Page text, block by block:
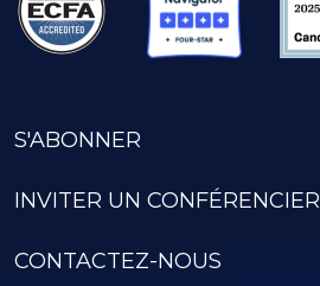
S'ABONNER
INVITER UN CONFÉRENCIER
CONTACTEZ-NOUS